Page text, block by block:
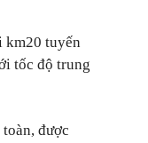
km20 tuyến
tốc độ trung
được